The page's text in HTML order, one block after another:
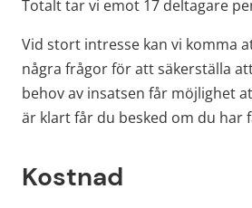
Totalt tar vi emot 17 deltagare
Vid stort intresse kan vi komma
några frågor för att säkerställa
behov av insatsen får möjlighet
är klart får du besked om du har
Kostnad